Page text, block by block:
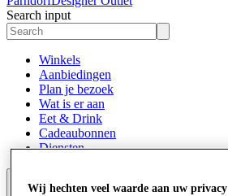
Search input
Winkels
Aanbiedingen
Plan je bezoek
Wat is er aan
Eet & Drink
Cadeaubonnen
Diensten
Wij hechten veel waarde aan uw privacy